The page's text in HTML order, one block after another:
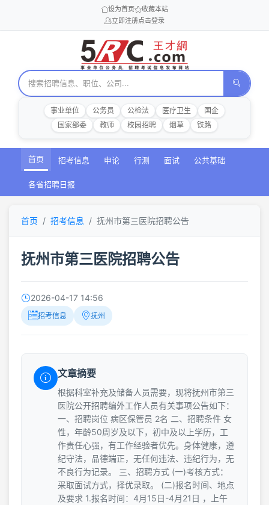
设为首页
收藏本站
立即注册点击登录
事业单位 公务员 公检法 医疗卫生
国企
国家部委
教师 校园招聘 烟草 铁路
首页 招考信息 申论 行测 面试 公共基础
各省招聘日报
首页 招考信息 抚州市第三医院招聘公告
抚州市第三医院招聘公告
2026-04-17 14:56
招考信息 抚州
文章摘要
根据科室补充及储备人员需要，现将抚州市第三
医院公开招聘编外工作人员有关事项公告如下：
一、招聘岗位 病区保管员 2名 二、招聘条件 女
性，年龄50周岁及以下，初中及以上学历，工
作责任心强，有工作经验者优先。身体健康，遵
纪守法，品德端正，无任何违法、违纪行为，无
不良行为记录。 三、招聘方式 (一)考核方式：
采取面试方式，择优录取。 (二)报名时间、地点
及要求 1.报名时间：4月15日-4月21日 ，上午